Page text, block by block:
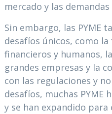
mercado y las
Sin embargo, las PYME
desafíos únicos, como
financieros y humanos,
grandes empresas y la
con las regulaciones y
desafíos, muchas PYME
y se han expandido